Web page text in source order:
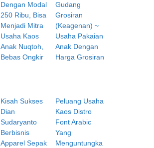
Dengan Modal
250 Ribu, Bisa
Menjadi Mitra
Usaha Kaos
Anak Nuqtoh,
Bebas Ongkir
Gudang
Grosiran
(Keagenan) ~
Usaha Pakaian
Anak Dengan
Harga Grosiran
Kisah Sukses
Dian
Sudaryanto
Berbisnis
Apparel Sepak
Peluang Usaha
Kaos Distro
Font Arabic
Yang
Menguntungka